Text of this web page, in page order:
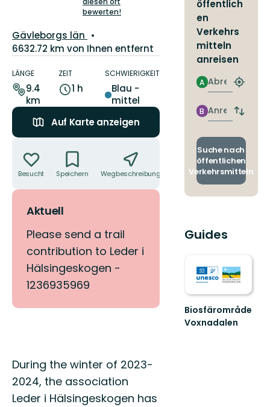
Sternen
bewerten!
Landkreis:
Gävleborgs län
6632.72 km von Ihnen entfernt
zum
Weg
LÄNGE
9.4
km
ZEIT
1 h
SCHWIERIGKEIT
Blau -
mittel
Auf Karte anzeigen
Besucht Speichern Wegbeschreibung Teilen
Aktuell
Please send a trail
contribution to Leder i
Hälsingeskogen -
1236935969
Beschreibung
During the winter of 2023-
2024, the association
Leder i Hälsingeskogen has
öffentlich
en
Verkehrs
mitteln
anreisen
Abreise
A
finden
Anreise
B
Suche nach
öffentlichen
Verkehrsmitteln
Guides
Biosfärområde
Voxnadalen